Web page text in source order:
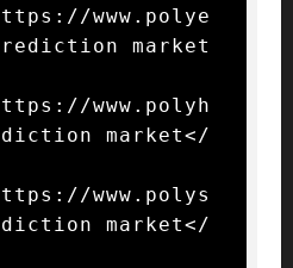
www.polye
market
www.polyh
market</
www.polys
market</